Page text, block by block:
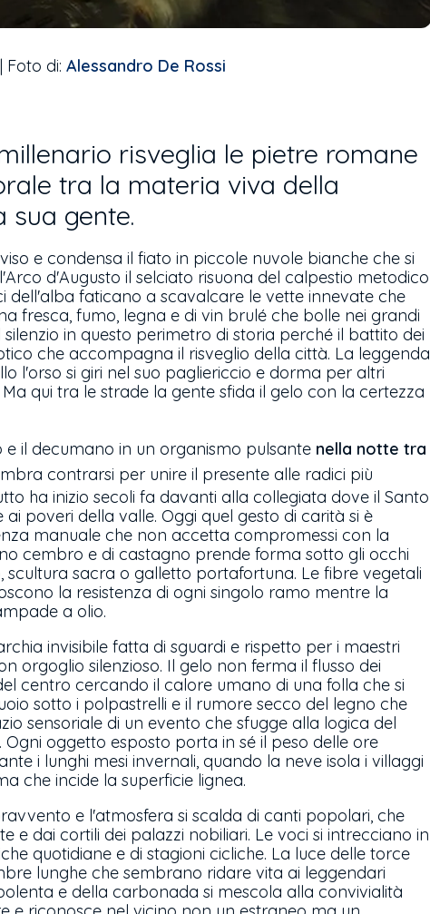
| Foto di: Alessandro De Rossi
risveglia le pietre romane
tra la materia viva della
sua gente.
e condensa il fiato in piccole nuvole bianche che si
d'Augusto il selciato risuona del calpestio metodico
dell'alba faticano a scavalcare le vette innevate che
fresca, fumo, legna e di vin brulé che bolle nei grandi
in questo perimetro di storia perché il battito dei
che accompagna il risveglio della città. La leggenda
l'orso si giri nel suo pagliericcio e dorma per altri
qui tra le strade la gente sfida il gelo con la certezza
il decumano in un organismo pulsante nella notte tra
contrarsi per unire il presente alle radici più
ha inizio secoli fa davanti alla collegiata dove il Santo
poveri della valle. Oggi quel gesto di carità si è
manuale che non accetta compromessi con la
cembro e di castagno prende forma sotto gli occhi
scultura sacra o galletto portafortuna. Le fibre vegetali
la resistenza di ogni singolo ramo mentre la
a olio.
invisibile fatta di sguardi e rispetto per i maestri
orgoglio silenzioso. Il gelo non ferma il flusso dei
centro cercando il calore umano di una folla che si
sotto i polpastrelli e il rumore secco del legno che
sensoriale di un evento che sfugge alla logica del
oggetto esposto porta in sé il peso delle ore
i lunghi mesi invernali, quando la neve isola i villaggi
che incide la superficie lignea.
e l'atmosfera si scalda di canti popolari, che
e dai cortili dei palazzi nobiliari. Le voci si intrecciano in
quotidiane e di stagioni cicliche. La luce delle torce
lunghe che sembrano ridare vita ai leggendari
e della carbonada si mescola alla convivialità